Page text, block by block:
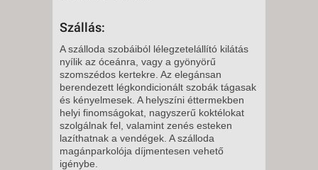
2026. NOVEMBER 23., HÉTFŐ -
8 NAP / 7 ÉJSZAKA
2026. NOVEMBER 23., HÉTFŐ -
5 NAP / 4 ÉJSZAKA
2026. NOVEMBER 25., SZERDA
-
Szállás:
A szálloda szobáiból lélegzetelállító kilátás
nyílik az óceánra, vagy a gyönyörű
szomszédos kertekre. Az elegánsan
berendezett légkondicionált szobák tágasak
és kényelmesek. A helyszíni éttermekben
helyi finomságokat, nagyszerű koktélokat
szolgálnak fel, valamint zenés esteken
lazíthatnak a vendégek. A szálloda
magánparkolója díjmentesen vehető
igénybe.